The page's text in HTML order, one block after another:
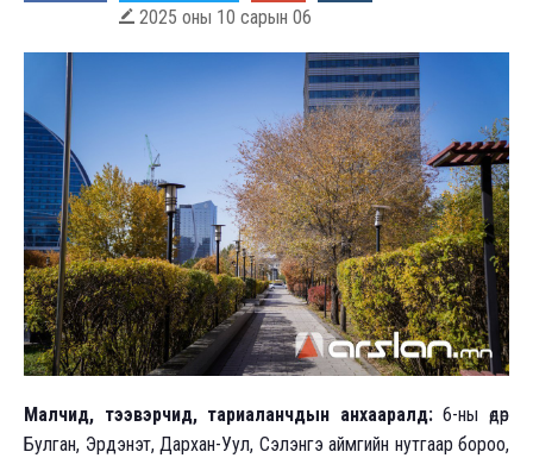
 2025 оны 10 сарын 06
Малчид, тээвэрчид, тариаланчдын анхааралд:6-ны өдөр
Булган, Эрдэнэт, Дархан-Уул, Сэлэнгэ аймгийн нутгаар бороо,